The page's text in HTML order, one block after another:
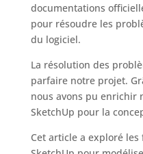
inoxydable, la
essuyée ou
résistant aux
planche à
seulement
viande, mais
la
documentations
pour résoudre les
du logiciel.
La résolution des
parfaire notre projet.
nous avons pu enrichir
SketchUp pour la
Cet article a exploré